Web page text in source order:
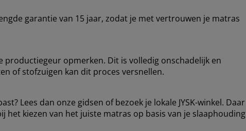
garantie van 15 jaar, zodat je met vertrouwen je matras
opmerken. Dit is volledig onschadelijk en
of stofzuigen kan dit proces versnellen.
Lees dan onze gidsen of bezoek je lokale JYSK-winkel. Daar
het kiezen van het juiste matras op basis van je slaaphouding